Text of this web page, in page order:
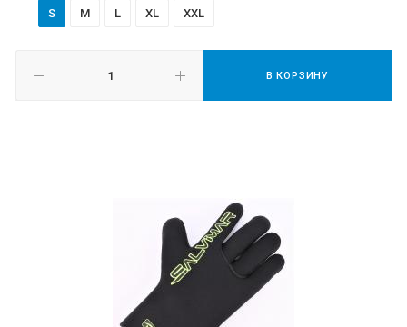
В КОРЗИНУ
S M L XL XXL